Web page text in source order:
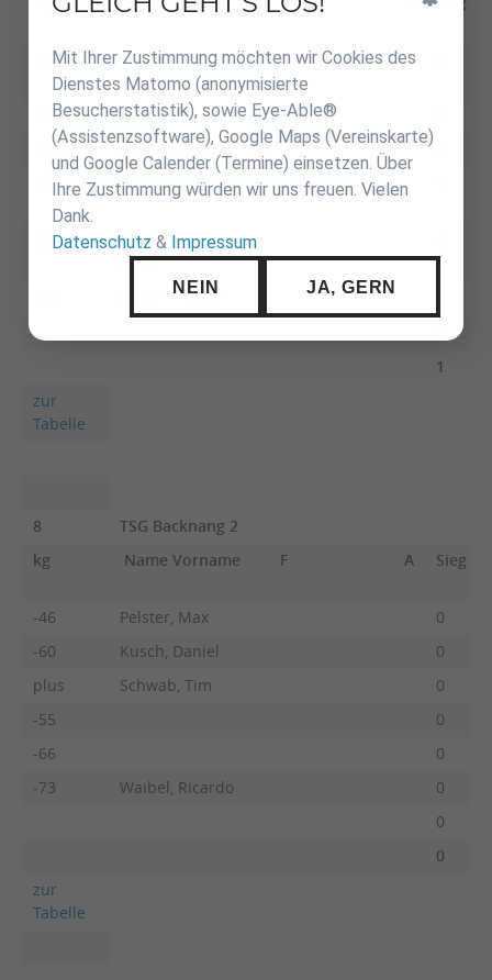
-46
-60 Neudert, Tom
plus
Schneck, Patrick
-55
Maier, Sebastian
-66
Holzhausen,
Fabian
Wirsching, Jan
1
zur
Tabelle
8
TSG Backnang 2
kg
Name Vorname F A Sieg
-46 Pelster, Max
0
-60
Kusch, Daniel
0
plus
Schwab, Tim
0
-55
0
-66
0
-73
Waibel, Ricardo
0
0
0
zur
Tabelle
Mit Ihrer Zustimmung möchten wir Cookies des
Dienstes Matomo (anonymisierte
Besucherstatistik), sowie Eye-Able®
(Assistenzsoftware), Google Maps (Vereinskarte)
und Google Calender (Termine) einsetzen. Über
Ihre Zustimmung würden wir uns freuen. Vielen
Dank.
Datenschutz & Impressum
NEIN JA, GERN